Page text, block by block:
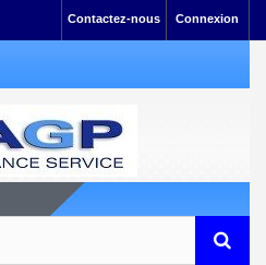
Connexion
Contactez-nous